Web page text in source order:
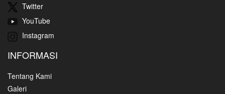
Twitter
YouTube
Instagram
INFORMASI
Tentang Kami
Galeri